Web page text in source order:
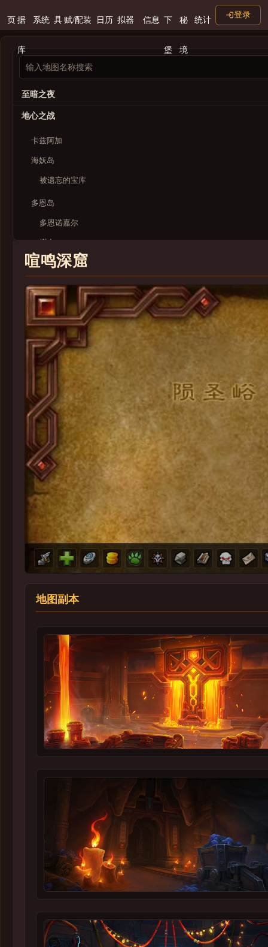
页 据
库
系统 具 赋/配装 日历 拟器 信息 下
堡
秘
境
统计
登录
至暗之夜
地心之战
卡兹阿加
海妖岛
被遗忘的宝库
多恩岛
多恩诺嘉尔
榭台
艾基-卡赫特
千丝之城
异狂深渊
喧鸣深窟
陨圣峪
卡雷什
塔扎维什-帷纱集市
法力熔炉：欧米伽: 卡雷什废土
虚空之痕洞窟
安德麦
情景
暗焰裂口
丝菌师洞穴
地匍矿洞
克莱格瓦之眠
水能堡
飞掠裂口
夜幕圣所
螺旋织纹
塔克-雷桑深渊
幽暗要塞
艾拉-卡拉，回响之城: 回响眺望台
解放安德麦
虚空之锋庇护所
暗影国度
争霸艾泽拉斯
潘达利亚
喧鸣深窟
地图副本